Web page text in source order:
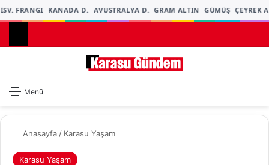
FRANGI KANADA D. AVUSTRALYA D. GRAM ALTIN GÜMÜŞ ÇEYREK
Menü
Anasayfa / Karasu Yaşam
Karasu Yaşam